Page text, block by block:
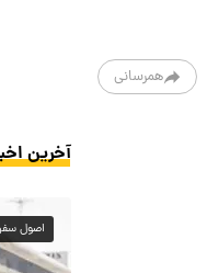
همرسانی
آخرین
اصول